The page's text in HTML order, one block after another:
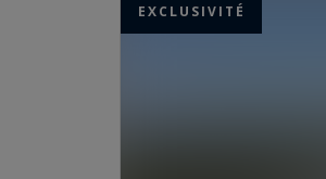
EXCLUSIVITÉ